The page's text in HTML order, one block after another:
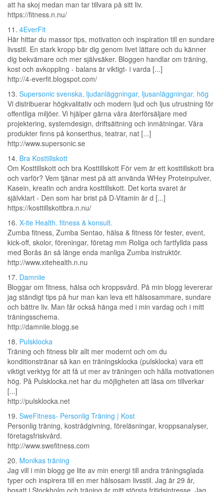
att ha skoj medan man tar tillvara på sitt liv.
https://fitness.n.nu/
11. 4EverFit
Här hittar du massor tips, motivation och inspiration till en sundare
livsstil. En stark kropp bär dig genom livet lättare och du känner
dig bekvämare och mer självsäker. Bloggen handlar om träning,
kost och avkoppling - balans är viktigt- i varda [...]
http://4-everfit.blogspot.com/
13. Supersonic svenska, ljudanläggningar, ljusanläggningar, hög
Vi distribuerar högkvalitativ och modern ljud och ljus utrustning för
offentliga miljöer. Vi hjälper gärna våra återförsäljare med
projektering, systemdesign, driftsättning och inmätningar. Våra
produkter finns på konserthus, teatrar, nat [...]
http://www.supersonic.se
14. Bra Kosttillskott
Om Kosttillskott och bra Kosttillskott För vem är ett kosttillskott bra
och varför? Vem tjänar mest på att använda WHey Proteinpulver,
Kasein, kreatin och andra kosttillskott. Det korta svaret är
självklart - Den som har brist på D-Vitamin är d [...]
https://kosttillskottbra.n.nu/
16. X-ite Health. fitness & konsult.
Zumba fitness, Zumba Sentao, hälsa & fitness för fester, event,
kick-off, skolor, föreningar, företag mm Roliga och fartfyllda pass
med Borås än så länge enda manliga Zumba instruktör.
http://www.xitehealth.n.nu
17. Damniie
Bloggar om fitness, hälsa och kroppsvård. På min blogg levererar
jag ständigt tips på hur man kan leva ett hälsosammare, sundare
och bättre liv. Man får också hänga med i min vardag och i mitt
träningsschema.
http://damniie.blogg.se
18. Pulsklocka
Träning och fitness blir allt mer modernt och om du
konditionstränar så kan en träningsklocka (pulsklocka) vara ett
viktigt verktyg för att få ut mer av träningen och hålla motivationen
hög. På Pulsklocka.net har du möjligheten att läsa om tillverkar
[...]
http://pulsklocka.net
19. SweFitness- Personlig Träning | Kost
Personlig träning, kostrådgivning, föreläsningar, kroppsanalyser,
företagsfriskvård.
http://www.swefitness.com
20. Monikas träning
Jag vill i min blogg ge lite av min energi till andra träningsglada
typer och inspirera till en mer hälsosam livsstil. Jag är 29 år,